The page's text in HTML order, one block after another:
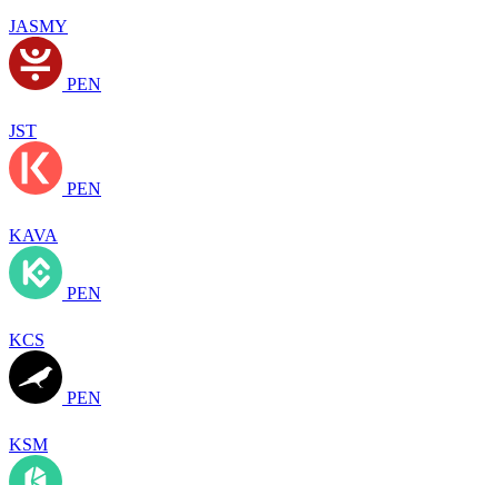
JASMY
PEN
JST
PEN
KAVA
PEN
KCS
PEN
KSM